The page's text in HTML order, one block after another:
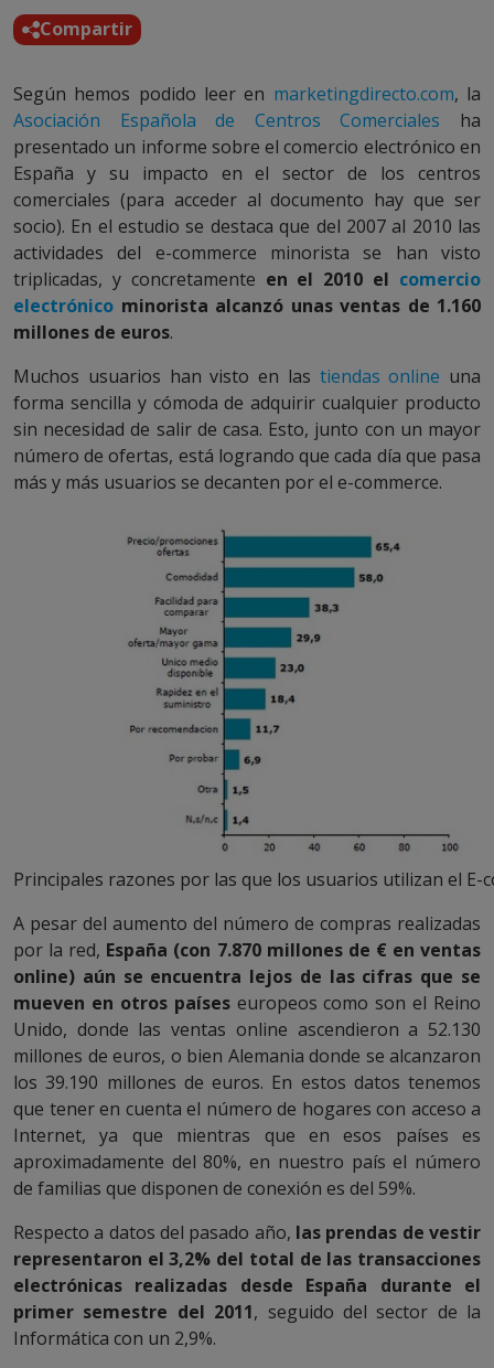
Compartir
Según hemos podido leer en marketingdirecto.com, la
Asociación Española de Centros Comerciales ha
presentado un informe sobre el comercio electrónico en
España y su impacto en el sector de los centros
comerciales (para acceder al documento hay que ser
socio). En el estudio se destaca que del 2007 al 2010 las
actividades del e-commerce minorista se han visto
triplicadas, y concretamente en el 2010 el comercio
electrónico minorista alcanzó unas ventas de 1.160
millones de euros.
Muchos usuarios han visto en las tiendas online una
forma sencilla y cómoda de adquirir cualquier producto
sin necesidad de salir de casa. Esto, junto con un mayor
número de ofertas, está logrando que cada día que pasa
más y más usuarios se decanten por el e-commerce.
Principales razones por las que los usuarios utilizan el E-
A pesar del aumento del número de compras realizadas
por la red, España (con 7.870 millones de € en ventas
online) aún se encuentra lejos de las cifras que se
mueven en otros paíseseuropeos como son el Reino
Unido, donde las ventas online ascendieron a 52.130
millones de euros, o bien Alemania donde se alcanzaron
los 39.190 millones de euros. En estos datos tenemos
que tener en cuenta el número de hogares con acceso a
Internet, ya que mientras que en esos países es
aproximadamente del 80%, en nuestro país el número
de familias que disponen de conexión es del 59%.
Respecto a datos del pasado año, las prendas de vestir
representaron el 3,2% del total de las transacciones
electrónicas realizadas desde España durante el
primer semestre del 2011, seguido del sector de la
Informática con un 2,9%.